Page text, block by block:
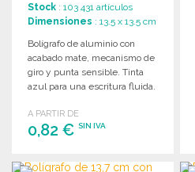
Stock : 103 431 artículos
Dimensiones : 13.5 x 13.5 cm
Bolígrafo de aluminio con
acabado mate, mecanismo de
giro y punta sensible. Tinta
azul para una escritura fluida.
A PARTIR DE
0,82 € SIN IVA
PEDIR